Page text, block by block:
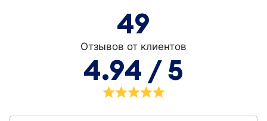
49
Отзывов от клиентов
4.94 / 5